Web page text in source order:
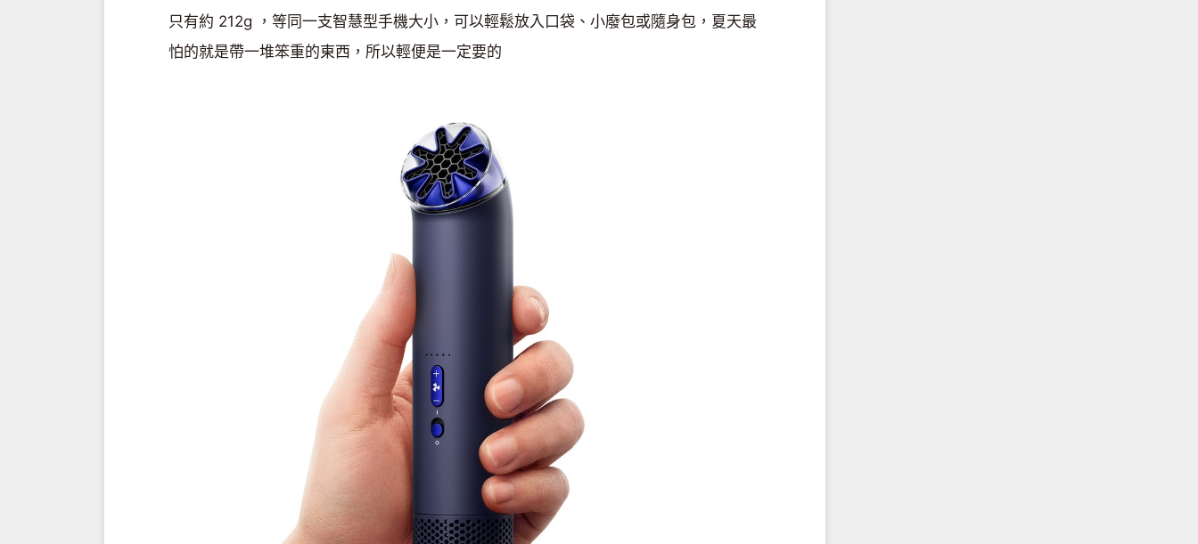
只有約 212g ，等同一支智慧型手機大小，可以輕鬆放入口袋、小廢包或隨身包，夏天最
怕的就是帶一堆笨重的東西，所以輕便是一定要的